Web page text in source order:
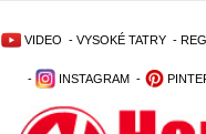
VIDEO - VYSOKÉ TATRY -
- INSTAGRAM -